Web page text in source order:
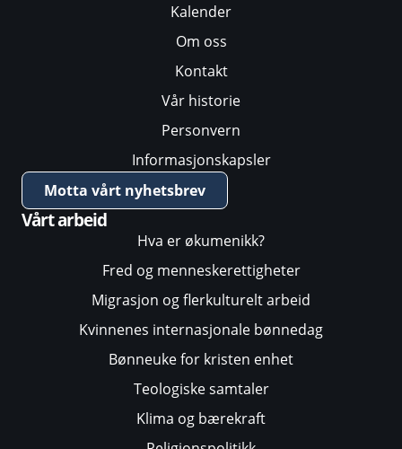
Kalender
Om oss
Kontakt
Vår historie
Personvern
Informasjonskapsler
Motta vårt nyhetsbrev
Vårt arbeid
Hva er økumenikk?
Fred og menneskerettigheter
Migrasjon og flerkulturelt arbeid
Kvinnenes internasjonale bønnedag
Bønneuke for kristen enhet
Teologiske samtaler
Klima og bærekraft